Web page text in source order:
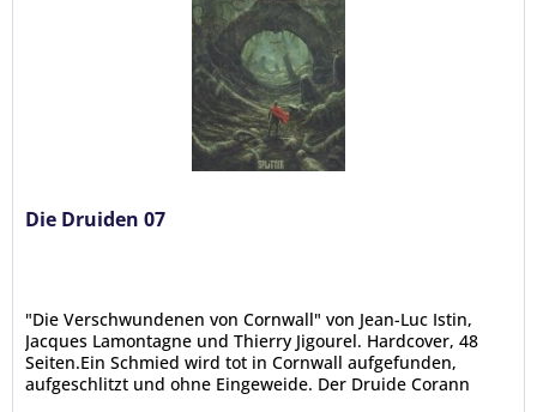
Die Druiden 07
"Die Verschwundenen von Cornwall" von Jean-Luc Istin,
Jacques Lamontagne und Thierry Jigourel. Hardcover, 48
Seiten.Ein Schmied wird tot in Cornwall aufgefunden,
aufgeschlitzt und ohne Eingeweide. Der Druide Corann